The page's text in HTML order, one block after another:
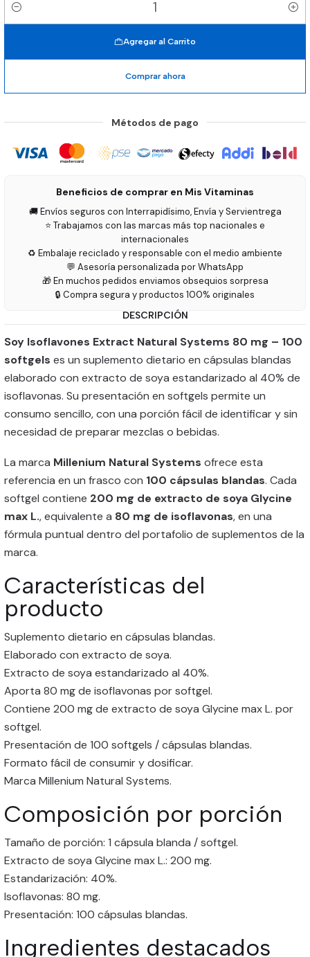
Cantidad
Agregar al Carrito
Comprar ahora
Métodos de pago
Beneficios de comprar en Mis Vitaminas
🚚 Envíos seguros con Interrapidísimo, Envía y Servientrega
⭐ Trabajamos con las marcas más top nacionales e
internacionales
♻️ Embalaje reciclado y responsable con el medio ambiente
💬 Asesoría personalizada por WhatsApp
🎁 En muchos pedidos enviamos obsequios sorpresa
🔒 Compra segura y productos 100% originales
DESCRIPCIÓN
Soy Isoflavones Extract Natural Systems 80 mg – 100
softgels es un suplemento dietario en cápsulas blandas
elaborado con extracto de soya estandarizado al 40% de
isoflavonas. Su presentación en softgels permite un
consumo sencillo, con una porción fácil de identificar y sin
necesidad de preparar mezclas o bebidas.
La marca Millenium Natural Systems ofrece esta
referencia en un frasco con 100 cápsulas blandas. Cada
softgel contiene 200 mg de extracto de soya Glycine
max L., equivalente a 80 mg de isoflavonas, en una
fórmula puntual dentro del portafolio de suplementos de la
marca.
Características del
producto
Suplemento dietario en cápsulas blandas.
Elaborado con extracto de soya.
Extracto de soya estandarizado al 40%.
Aporta 80 mg de isoflavonas por softgel.
Contiene 200 mg de extracto de soya Glycine max L. por
softgel.
Presentación de 100 softgels / cápsulas blandas.
Formato fácil de consumir y dosificar.
Marca Millenium Natural Systems.
Composición por porción
Tamaño de porción: 1 cápsula blanda / softgel.
Extracto de soya Glycine max L.: 200 mg.
Estandarización: 40%.
Isoflavonas: 80 mg.
Presentación: 100 cápsulas blandas.
Ingredientes destacados